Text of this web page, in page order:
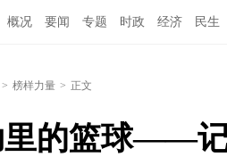
概况 要闻 专题 时政 经济 民生
> 榜样力量 > 正文
里的篮球——